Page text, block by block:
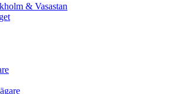
& Vasastan